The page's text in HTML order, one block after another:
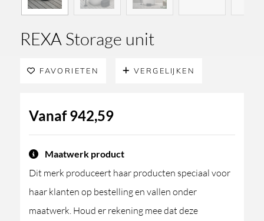
REXA Storage unit
FAVORIETEN VERGELIJKEN
Vanaf942,59
Maatwerk product
Dit merk produceert haar producten speciaal voor
haar klanten op bestelling en vallen onder
maatwerk. Houd er rekening mee dat deze